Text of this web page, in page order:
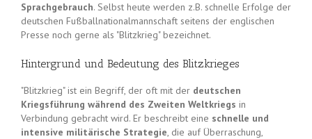
Sprachgebrauch. Selbst heute werden z.B. schnelle Erfolge der
deutschen Fußballnationalmannschaft seitens der englischen
Presse noch gerne als "Blitzkrieg" bezeichnet.
Hintergrund und Bedeutung des Blitzkrieges
"Blitzkrieg" ist ein Begriff, der oft mit der deutschen
Kriegsführung während des Zweiten Weltkriegs in
Verbindung gebracht wird. Er beschreibt eine schnelle und
intensive militärische Strategie, die auf Überraschung,